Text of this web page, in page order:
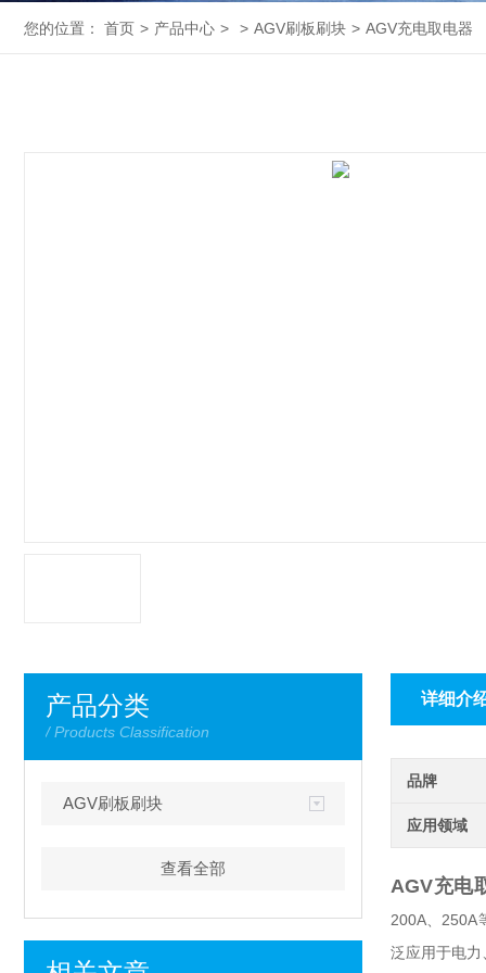
您的位置： 首页 > 产品中心 > > AGV刷板刷块 > AGV充电取电器
产品分类
/ Products Classification
AGV刷板刷块
查看全部
详细介
品牌
应用领域
AGV充电
200A、250A
泛应用于电